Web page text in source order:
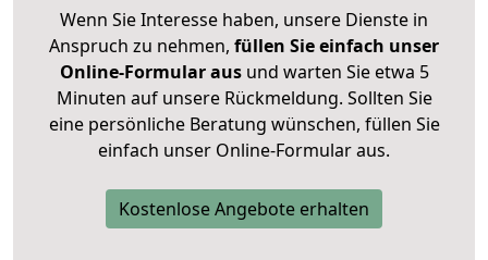
Wenn Sie Interesse haben, unsere Dienste in
Anspruch zu nehmen, füllen Sie einfach unser
Online-Formular ausund warten Sie etwa 5
Minuten auf unsere Rückmeldung. Sollten Sie
eine persönliche Beratung wünschen, füllen Sie
einfach unser Online-Formular aus.
Kostenlose Angebote erhalten